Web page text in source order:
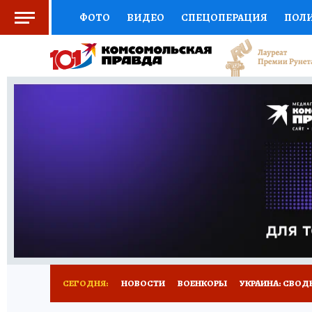
ФОТО ВИДЕО СПЕЦОПЕРАЦИЯ
СОЦПОДДЕРЖКА НАУКА СПОРТ
ОТКРЫВАЕМ МИР СЕМЬЯ ЖЕНСКИЕ
ДЕФИЦИТ
ВСЕ О
СЕГОДНЯ: НОВОСТИ ВОЕНКОРЫ УКРАИНА: